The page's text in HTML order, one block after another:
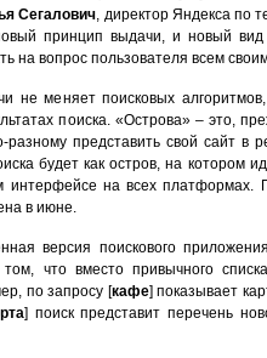
Сегалович, директор Яндекса по
принцип выдачи, и новый
на вопрос пользователя всем
не меняет поисковых
поиска. «Острова» – это,
представить свой сайт в
будет как остров, на котором
на всех платформах.
в июне.
версия поискового
что вместо привычного
по запросу [кафе] показывает
] поиск представит перечень